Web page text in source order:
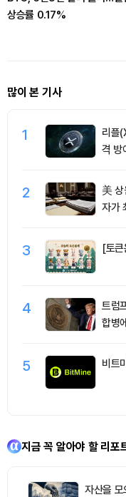
상승률 0.17%
많이 본 기사
1
리플
격 방
2
美 상
자가
3 [토
4
트럼
합병
5 비트
지금 꼭 알아야 할 리포
자산을